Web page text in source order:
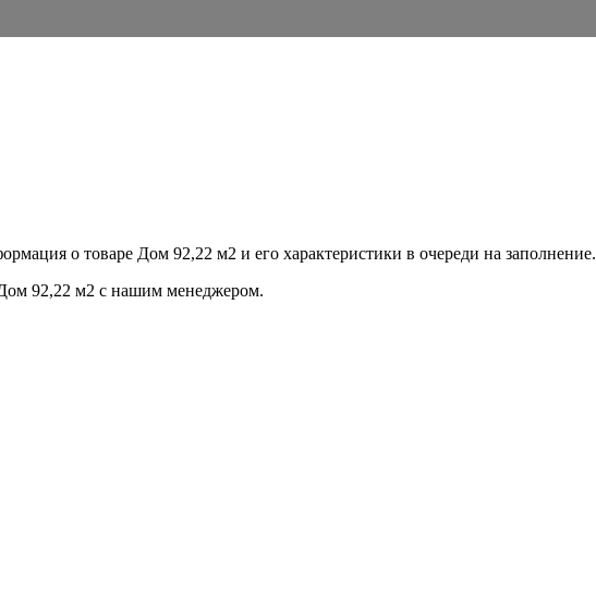
о товаре Дом 92,22 м2 и его характеристики в очереди на заполнение.
92,22 м2 с нашим менеджером.